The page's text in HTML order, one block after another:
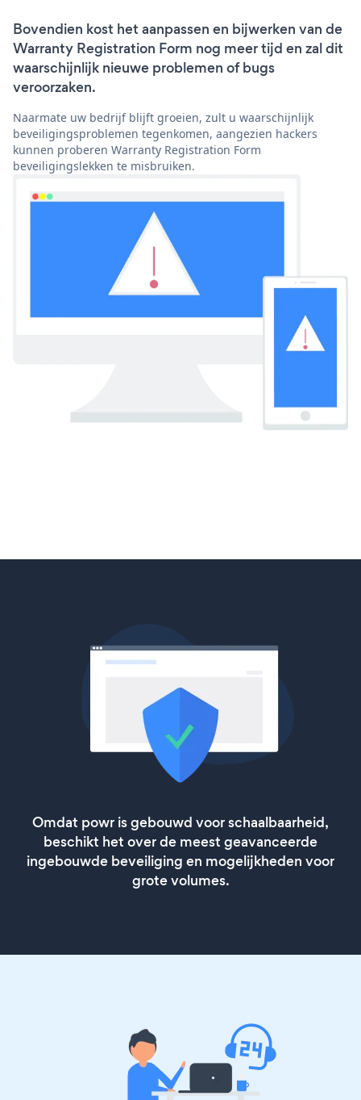
Bovendien kost het aanpassen en bijwerken van de
Warranty Registration Form nog meer tijd en zal dit
waarschijnlijk nieuwe problemen of bugs
veroorzaken.
Naarmate uw bedrijf blijft groeien, zult u waarschijnlijk
beveiligingsproblemen tegenkomen, aangezien hackers
kunnen proberen Warranty Registration Form
beveiligingslekken te misbruiken.
Omdat powr is gebouwd voor schaalbaarheid,
beschikt het over de meest geavanceerde
ingebouwde beveiliging en mogelijkheden voor
grote volumes.